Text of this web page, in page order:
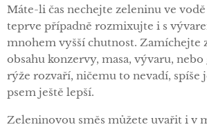
Máte-li čas nechejte zeleninu ve
teprve případně rozmixujte i s
mnohem vyšší chutnost. Zamíchejte
obsahu konzervy, masa, vývaru,
rýže rozvaří, ničemu to nevadí, spíše
psem ještě lepší.
Zeleninovou směs můžete uvařit i v